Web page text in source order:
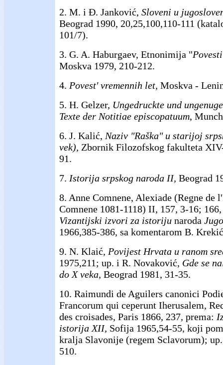
2. M. i Đ. Janković, Sloveni u
Beograd 1990, 20,25,100,110-111
101/7).
3. G. A. Haburgaev, Etnonimija "
Moskva 1979, 210-212.
4. Povest' vremennih let, Moskva -
5. H. Gelzer, Ungedruckte und
Texte der Notitiae episcopatuum,
6. J. Kalić, Naziv "Raška" u starijoj
vek), Zbornik Filozofskog fakulteta
91.
7. Istorija srpskog naroda II, Beograd
8. Anne Comnene, Alexiade (Regne de
Comnene 1081-1118) II, 157, 3-16;
Vizantijski izvori za istoriju naroda
1966,385-386, sa komentarom B.
9. N. Klaić, Povijest Hrvata u ranom
1975,211; up. i R. Novaković, Gde se
do X veka, Beograd 1981, 31-35.
10. Raimundi de Aguilers canonici
Francorum qui ceperunt Iherusalem,
des croisades, Paris 1866, 237, prema:
istorija XII, Sofija 1965,54-55, koji
kralja Slavonije (regem Sclavorum);
510.